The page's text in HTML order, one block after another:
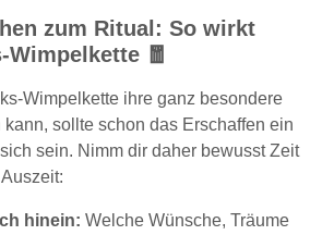
zum Ritual: So wirkt
🧧
Wimpelkette ihre ganz besondere
sollte schon das Erschaffen ein
sein. Nimm dir daher bewusst Zeit
hinein: Welche Wünsche, Träume